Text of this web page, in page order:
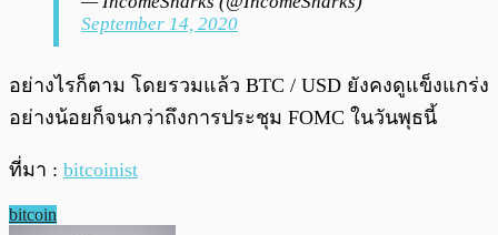
September 14, 2020
อย่างไรก็ตาม โดยรวมแล้ว BTC / USD ยังคงดูแข็งแกร่ง
อย่างน้อยก็จนกว่าถึงการประชุม FOMC ในวันพุธนี้
ที่มา : bitcoinist
bitcoin